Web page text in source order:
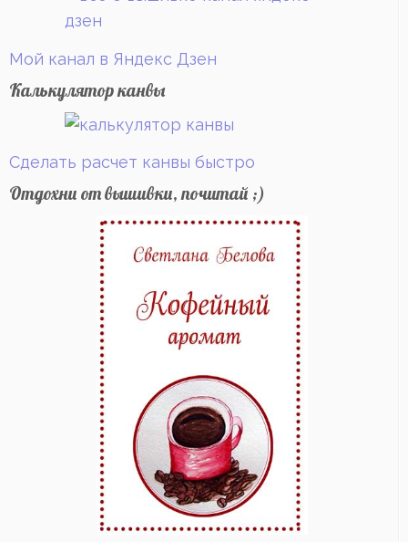
Мой канал в Яндекс Дзен
Калькулятор канвы
Сделать расчет канвы быстро
Отдохни от вышивки, почитай ;)